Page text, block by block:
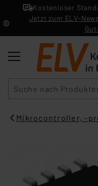
Kostenloser
Jetzt zum ELV-
Mikrocontroller, -